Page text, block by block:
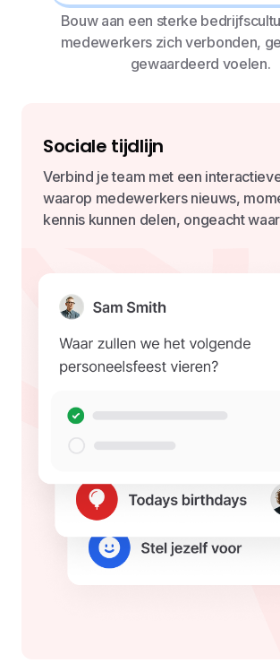
Bouw aan een sterke
medewerkers zich verbonden,
gewaardeerd voelen.
Sociale tijdlijn
Verbind je team met een
waarop medewerkers nieuws,
kennis kunnen delen, ongeacht